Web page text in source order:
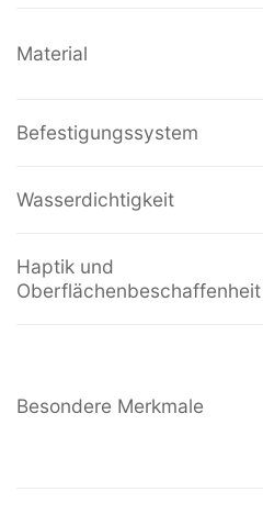
Material
Befestigungssystem
Wasserdichtigkeit
Haptik und
Oberflächenbeschaffenheit
Besondere Merkmale